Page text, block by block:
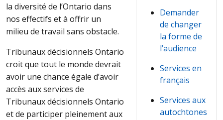
la diversité de l’Ontario dans
nos effectifs et à offrir un
milieu de travail sans obstacle.
Tribunaux décisionnels Ontario
croit que tout le monde devrait
avoir une chance égale d’avoir
accès aux services de
Tribunaux décisionnels Ontario
et de participer pleinement aux
Demander
de changer
la forme de
l’audience
Services en
français
Services aux
autochtones